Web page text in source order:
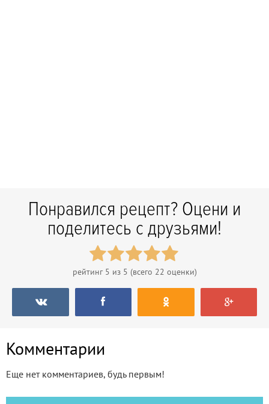
Понравился рецепт? Оцени и
поделитесь с друзьями!
рейтинг 5 из 5 (всего 22 оценки)
Комментарии
Еще нет комментариев, будь первым!